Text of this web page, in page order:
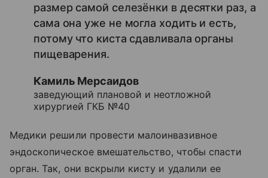
размер самой селезёнки в десятки раз, а
сама она уже не могла ходить и есть,
потому что киста сдавливала органы
пищеварения.
Камиль Мерсаидов
заведующий плановой и неотложной
хирургией ГКБ №40
Медики решили провести малоинвазивное
эндоскопическое вмешательство, чтобы спасти
орган. Так, они вскрыли кисту и удалили ее